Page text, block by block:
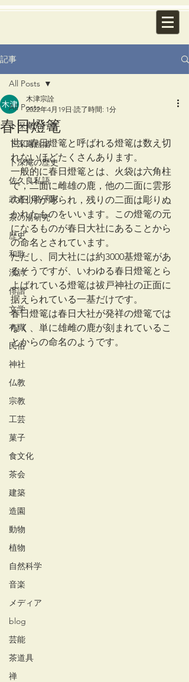
記事
All Posts
卜深庵の行事
卜深庵点描
卜深庵の歴史
佐久良私語
武者小路千家
茶の湯研究
歴史
和歌
漢詩
俳諧
文学
有職
民俗
神社
仏教
宗教
工芸
菓子
食文化
茶会
建築
造園
動物
植物
自然科学
音楽
メディア
blog
芸能
茶道具
禅
All Posts
春日燈篭
木津宗詮
2022年4月19日 読了時間: 1分
世に春日燈篭と呼ばれる燈篭は数え切
れないほどたくさんあります。
一般的に春日燈篭とは、火袋は六角柱
で，二面に雌雄の鹿，他の二面に雲形
の日月が彫られ，残りの二面は彫りぬ
かれたものをいいます。この燈篭の元
になるものが春日大社にあることから
の命名とされています。
ただし、同大社には約3000基燈篭があ
るそうですが、いわゆる春日燈篭とら
よばれている燈篭は祓戸神社の正面に
据えられている一基だけです。
春日燈篭は春日大社が発祥の燈篭では
なく、単に雄雌の鹿が刻まれているこ
とからの命名のようです。